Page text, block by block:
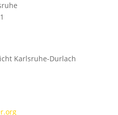
Karlsruhe-Durlach